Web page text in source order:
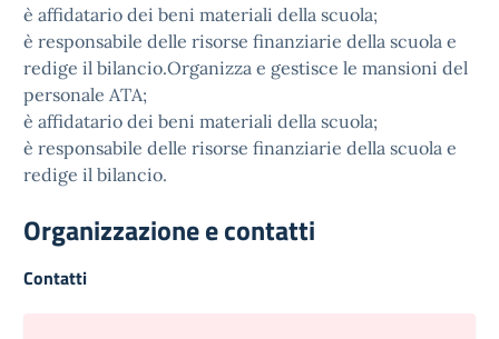
è affidatario dei beni materiali della scuola;
è responsabile delle risorse finanziarie della scuola e
redige il bilancio.Organizza e gestisce le mansioni del
personale ATA;
è affidatario dei beni materiali della scuola;
è responsabile delle risorse finanziarie della scuola e
redige il bilancio.
Organizzazione e contatti
Contatti